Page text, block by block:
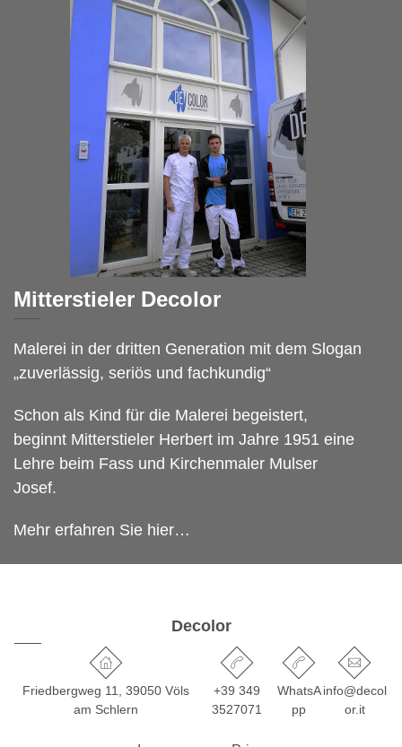
Mitterstieler Decolor
Malerei in der dritten Generation mit dem Slogan
„zuverlässig, seriös und fachkundig“
Schon als Kind für die Malerei begeistert,
beginnt Mitterstieler Herbert im Jahre 1951 eine
Lehre beim Fass und Kirchenmaler Mulser
Josef.
Mehr erfahren Sie hier…
Decolor
Friedbergweg 11, 39050 Völs
am Schlern
+39 349
3527071
WhatsA
pp
info@decol
or.it